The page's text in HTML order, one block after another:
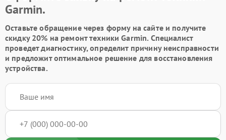
Garmin.
Оставьте обращение через форму на сайте и получите
скидку 20% на ремонт техники Garmin. Специалист
проведет диагностику, определит причину неисправности
и предложит оптимальное решение для восстановления
устройства.